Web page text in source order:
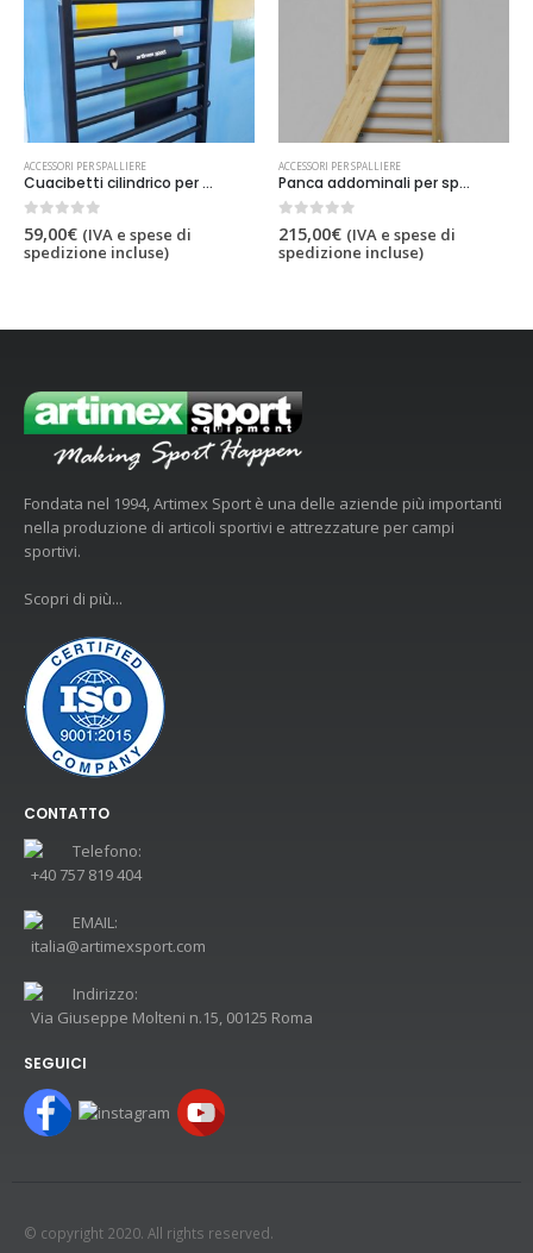
ACCESSORI PER SPALLIERE
Cuacibetti cilindrico per spalliere,codice 298-cilindrico
0 out of 5
59,00€ (IVA e spese di
spedizione incluse)
ACCESSORI PER SPALLIERE
Panca addominali per spalliera ,codice 251
0 out of 5
215,00€ (IVA e spese di
spedizione incluse)
Fondata nel 1994, Artimex Sport è una delle aziende più importanti
nella produzione di articoli sportivi e attrezzature per campi
sportivi.
Scopri di più...
CONTATTO
Telefono:
+40 757 819 404
EMAIL:
italia@artimexsport.com
Indirizzo:
Via Giuseppe Molteni n.15, 00125 Roma
SEGUICI
© copyright 2020. All rights reserved.